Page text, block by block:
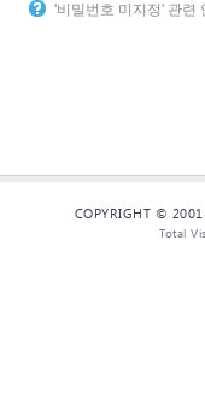
'비밀번호 미지정' 관련
COPYRIGHT ©
Total